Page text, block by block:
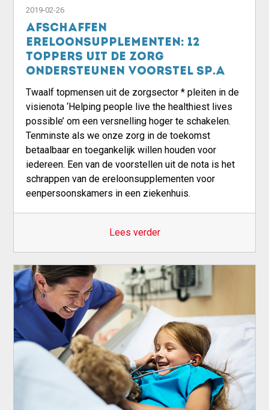
2019-02-26
Afschaffen
ereloonsupplementen: 12
toppers uit de zorg
ondersteunen voorstel sp.a
Twaalf topmensen uit de zorgsector * pleiten in de
visienota ‘Helping people live the healthiest lives
possible’ om een versnelling hoger te schakelen.
Tenminste als we onze zorg in de toekomst
betaalbaar en toegankelijk willen houden voor
iedereen. Een van de voorstellen uit de nota is het
schrappen van de ereloonsupplementen voor
eenpersoonskamers in een ziekenhuis.
Lees verder